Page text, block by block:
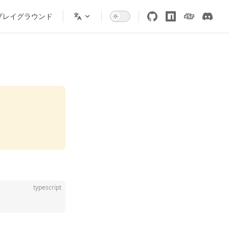
レイグラウンド
typescript